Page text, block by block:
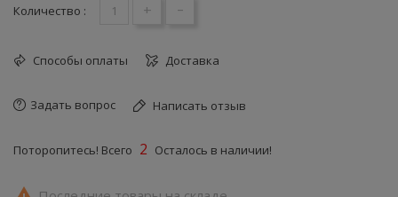
Количество : + -
Способы оплаты Доставка
Задать вопрос Написать отзыв
Поторопитесь! Всего 2 Осталось в наличии!